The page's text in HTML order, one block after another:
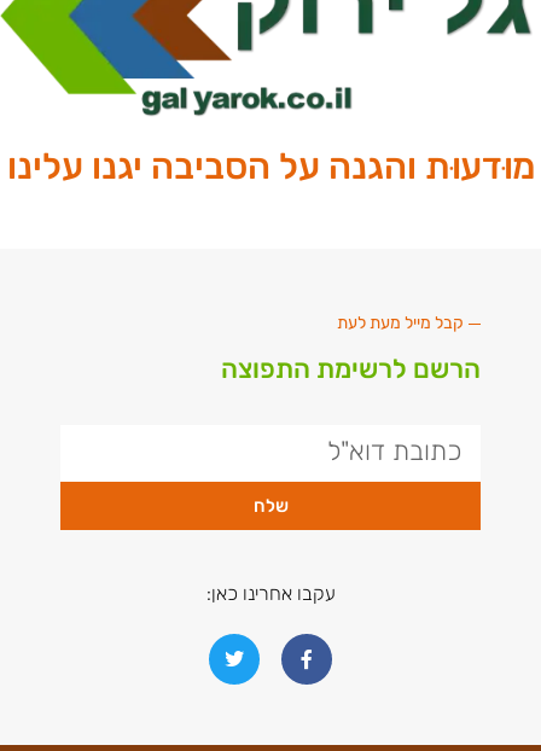
מוּדעוּת והגנה על הסביבה יגנו עלינו
קבל מייל מעת לעת
הרשם לרשימת התפוצה
שלח
עקבו אחרינו כאן: